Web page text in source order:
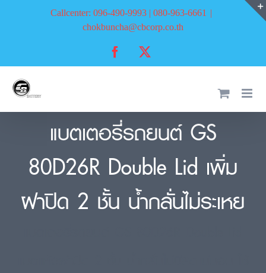
Callcenter: 096-490-9993 | 080-963-6661 |
chokbuncha@cbcorp.co.th
Facebook
แบตเตอรี่รถยนต์ GS
80D26R Double Lid เพิ่ม
ฝาปิด 2 ชั้น น้ำกลั่นไม่ระเหย